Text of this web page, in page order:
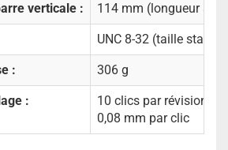
verticale : 114 mm (longueur
UNC 8-32 (taille
: 306 g
:
10 clics par révision
0,08 mm par clic